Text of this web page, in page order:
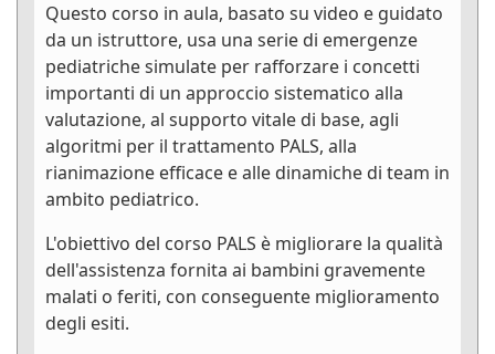
Questo corso in aula, basato su video e guidato
da un istruttore, usa una serie di emergenze
pediatriche simulate per rafforzare i concetti
importanti di un approccio sistematico alla
valutazione, al supporto vitale di base, agli
algoritmi per il trattamento PALS, alla
rianimazione efficace e alle dinamiche di team in
ambito pediatrico.
L'obiettivo del corso PALS è migliorare la qualità
dell'assistenza fornita ai bambini gravemente
malati o feriti, con conseguente miglioramento
degli esiti.